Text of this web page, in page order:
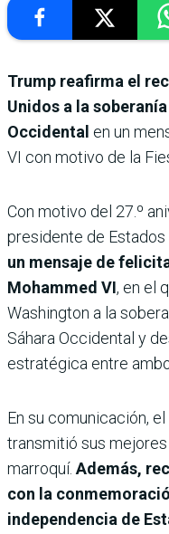
Trump reafirma el
Unidos a la
Occidental en un
VI con motivo de la
Con motivo del 27.º
presidente de Estados
un mensaje de
Mohammed VI, en el
Washington a la
Sáhara Occidental y
estratégica entre
En su comunicación,
transmitió sus
marroquí. Además,
con la
independencia de